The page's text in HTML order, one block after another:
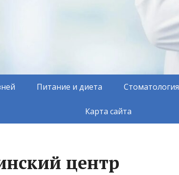
Питание и диета Стоматология
Карта сайта
центр